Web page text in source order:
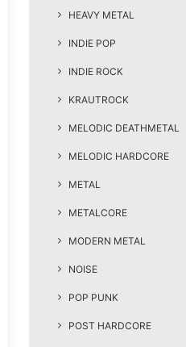
HEAVY METAL
INDIE POP
INDIE ROCK
KRAUTROCK
MELODIC DEATHMETAL
MELODIC HARDCORE
METAL
METALCORE
MODERN METAL
NOISE
POP PUNK
POST HARDCORE